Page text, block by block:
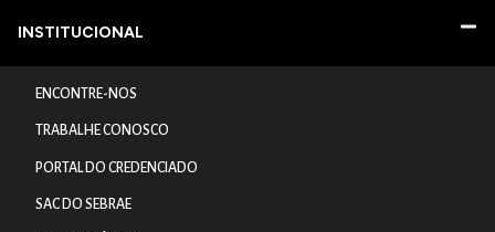
INSTITUCIONAL
ENCONTRE-NOS
TRABALHE CONOSCO
PORTAL DO CREDENCIADO
SAC DO SEBRAE